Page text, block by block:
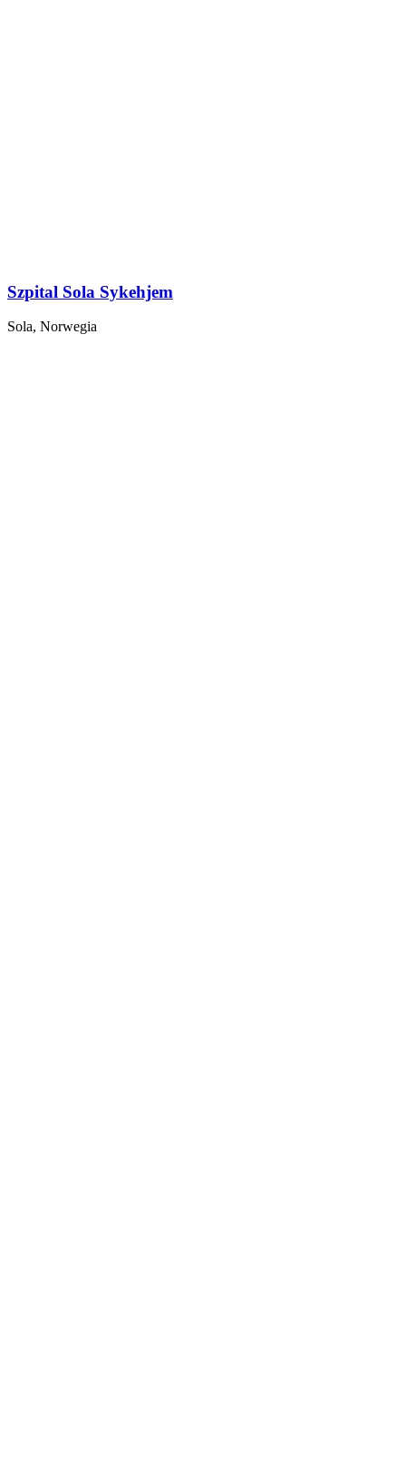
Szpital Sola Sykehjem
Sola, Norwegia